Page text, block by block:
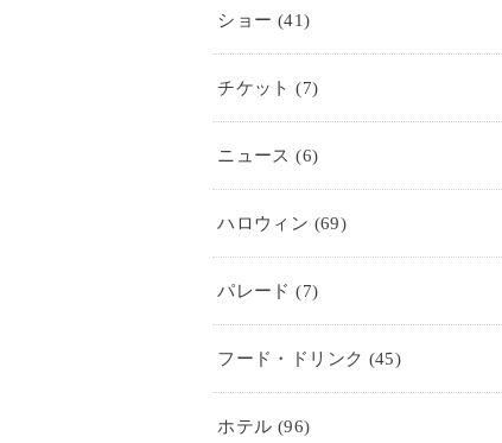
ショー (41)
チケット(7)
ニュース(6)
ハロウィン (69)
パレード(7)
フード・ドリンク (45)
ホテル (96)